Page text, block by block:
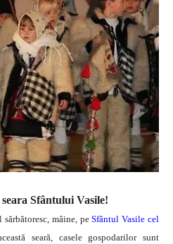
Sfântului Vasile!
mâine, peSfântul Vasile cel
seară, casele gospodarilor sunt